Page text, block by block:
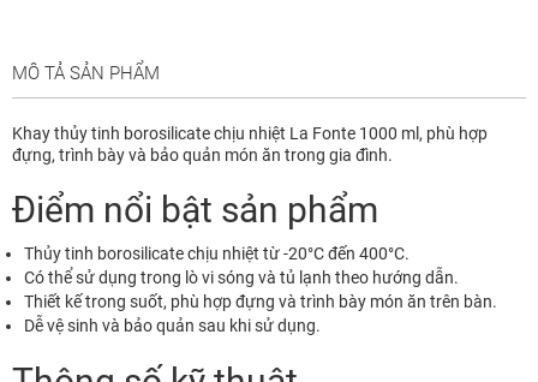
MÔ TẢ SẢN PHẨM
Khay thủy tinh borosilicate chịu nhiệt La Fonte 1000 ml, phù hợp
đựng, trình bày và bảo quản món ăn trong gia đình.
Điểm nổi bật sản phẩm
Thủy tinh borosilicate chịu nhiệt từ -20°C đến 400°C.
Có thể sử dụng trong lò vi sóng và tủ lạnh theo hướng dẫn.
Thiết kế trong suốt, phù hợp đựng và trình bày món ăn trên bàn.
Dễ vệ sinh và bảo quản sau khi sử dụng.